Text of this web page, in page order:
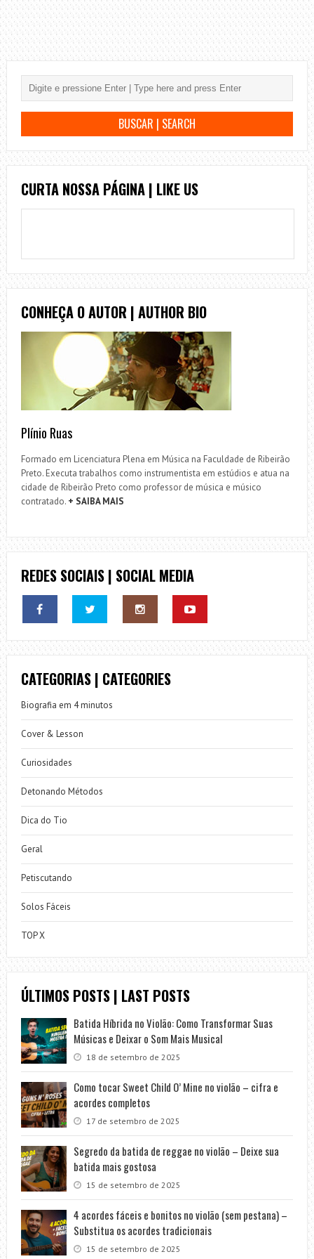
CURTA NOSSA PÁGINA | LIKE US
CONHEÇA O AUTOR | AUTHOR BIO
Plínio Ruas
Formado em Licenciatura Plena em Música na Faculdade de Ribeirão
Preto. Executa trabalhos como instrumentista em estúdios e atua na
cidade de Ribeirão Preto como professor de música e músico
contratado. + SAIBA MAIS
REDES SOCIAIS | SOCIAL MEDIA
CATEGORIAS | CATEGORIES
Biografia em 4 minutos
Cover & Lesson
Curiosidades
Detonando Métodos
Dica do Tio
Geral
Petiscutando
Solos Fáceis
TOP X
ÚLTIMOS POSTS | LAST POSTS
Batida Híbrida no Violão: Como Transformar Suas
Músicas e Deixar o Som Mais Musical
18 de setembro de 2025
Como tocar Sweet Child O’ Mine no violão – cifra e
acordes completos
17 de setembro de 2025
Segredo da batida de reggae no violão – Deixe sua
batida mais gostosa
15 de setembro de 2025
4 acordes fáceis e bonitos no violão (sem pestana) –
Substitua os acordes tradicionais
15 de setembro de 2025